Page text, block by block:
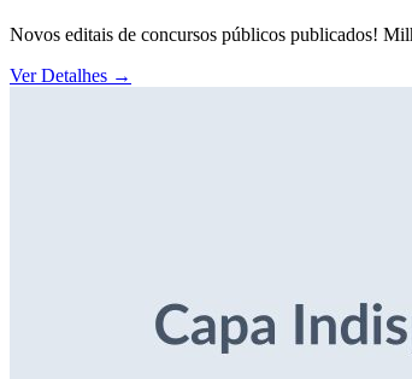
Novos editais de concursos públicos publicados!
Ver Detalhes →